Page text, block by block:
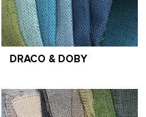
DRACO & DOBY